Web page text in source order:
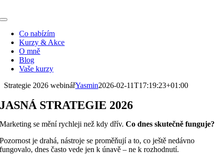
na
Toggle
NavigationCo nabízím
Kurzy & Akce
O mně
Blog
Vaše kurzy
Strategie 2026 webinářYasmin2026-02-11T17:19:23+01:00
JASNÁ STRATEGIE 2026
Marketing se mění rychleji než kdy dřív.Co dnes skutečně funguje?
Pozornost je drahá, nástroje se proměňují a to, co ještě nedávno
fungovalo, dnes často vede jen k únavě – ne k rozhodnutí.